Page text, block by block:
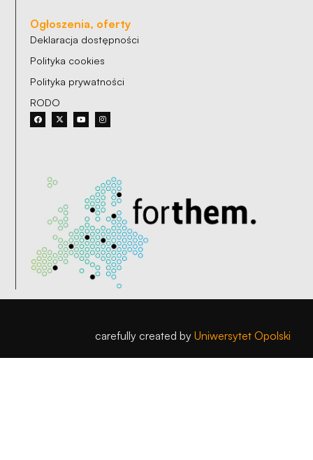
Ogłoszenia, oferty
Deklaracja dostępności
Polityka cookies
Polityka prywatności
RODO
carefully created by Uniwersytet Opolski